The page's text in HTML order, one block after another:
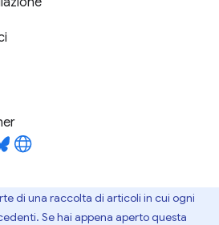
di una raccolta di articoli in cui ogni
Se hai appena aperto questa